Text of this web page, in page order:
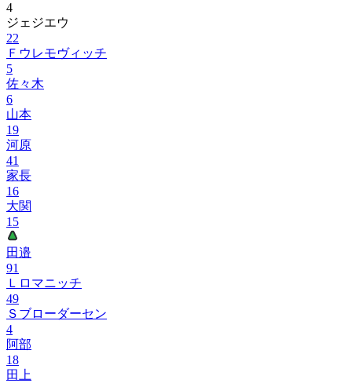
4
ジェジエウ
22
Ｆウレモヴィッチ
5
佐々木
6
山本
19
河原
41
家長
16
大関
15
田邉
91
Ｌロマニッチ
49
Ｓブローダーセン
4
阿部
18
田上